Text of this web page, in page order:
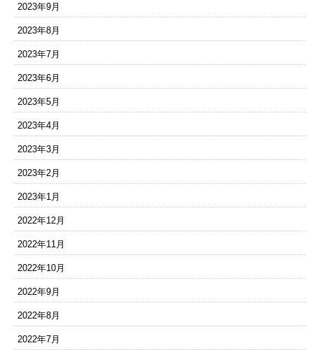
2023年9月
2023年8月
2023年7月
2023年6月
2023年5月
2023年4月
2023年3月
2023年2月
2023年1月
2022年12月
2022年11月
2022年10月
2022年9月
2022年8月
2022年7月